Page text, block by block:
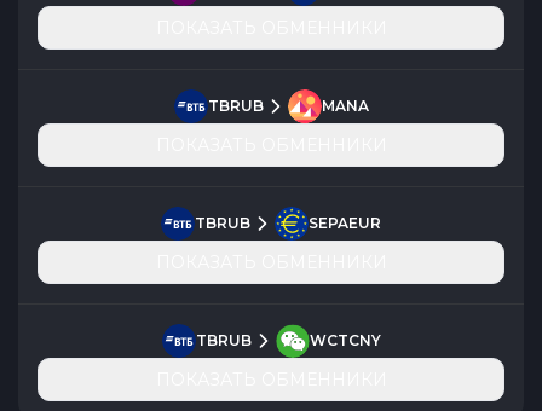
TBRUB MANA
TBRUB SEPAEUR
TBRUB WCTCNY